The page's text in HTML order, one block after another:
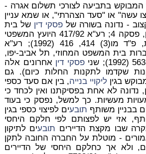
המבוקש בתביעה לצורכי תשלום אגרה -
עשה" או "סעד הצהרתי", או שמא עניין
- נדונה בשורה שלפסקי דין של בית
משפט זה (עניין אלדן, פסקה 4; רע"א 417/92 היועץ המשפטי
לממשלה נ' ליבובית, פ"ד מו(3) 414, 416 (1992); רע"א
נ' גזברות בית המשפט המחוזי, תל אביב-יפו,
פסקי דין אחרונים אלה
שקדמו לתקנות החלות כיום). גם
בגין ליקויי בנייה, בין אם סעד כספי
נדונה לא אחת בפסיקתנו ואין לכחד כי
מעשיות. כך למשל, נפסק כי בעוד
בבניין משותף תובעים לפיצוי כספי בגין
אזי יש לפצותם לפי חלקם היחסי
שבו מקצת הדיירים תובעים לתיקון
- מוטלת על החברה החובה לתקן
ולא אך כחלקם היחסי של הדיירים